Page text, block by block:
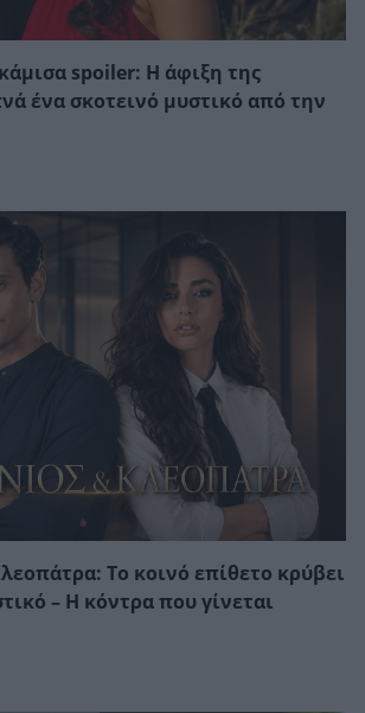
spoiler: Η άφιξη της
ένα σκοτεινό μυστικό από την
Το κοινό επίθετο κρύβει
– Η κόντρα που γίνεται